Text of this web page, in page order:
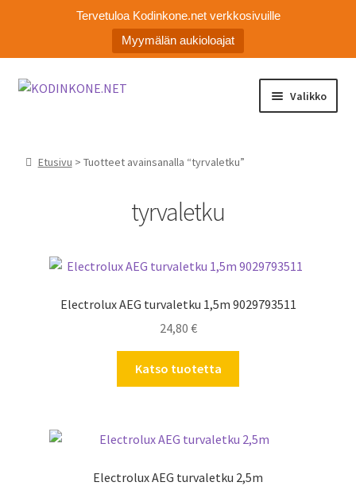
Tervetuloa Kodinkone.net verkkosivuille
Myymälän aukioloajat
Siirry
Siirry
Valikko
Asiakaspalvelu
Etusivu > Tuotteet avainsanalla “tyrvaletku”
tyrvaletku
Electrolux AEG turvaletku 1,5m 9029793511
24,80 €
Katso tuotetta
Electrolux AEG turvaletku 2,5m